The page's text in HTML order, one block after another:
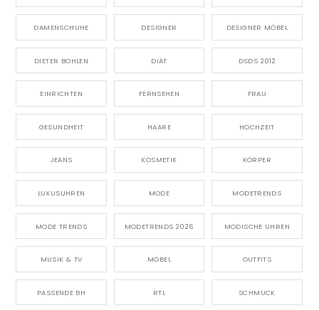
DAMENSCHUHE DESIGNER DESIGNER MÖBEL
DIETER BOHLEN DIÄT DSDS 2012
EINRICHTEN FERNSEHEN FRAU
GESUNDHEIT HAARE HOCHZEIT
JEANS KOSMETIK KÖRPER
LUXUSUHREN MODE MODETRENDS
MODE TRENDS MODETRENDS 2026 MODISCHE UHREN
MUSIK & TV MÖBEL OUTFITS
PASSENDE BH RTL SCHMUCK